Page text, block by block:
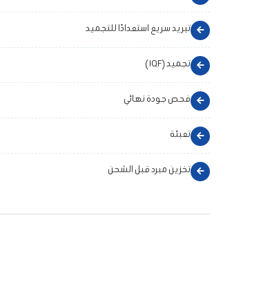
تبريد سريع استعدادًا للتجميد
تجميد (IQF)
فحص جودة نهائي
تعبئة
تخزين مبرد قبل الشحن